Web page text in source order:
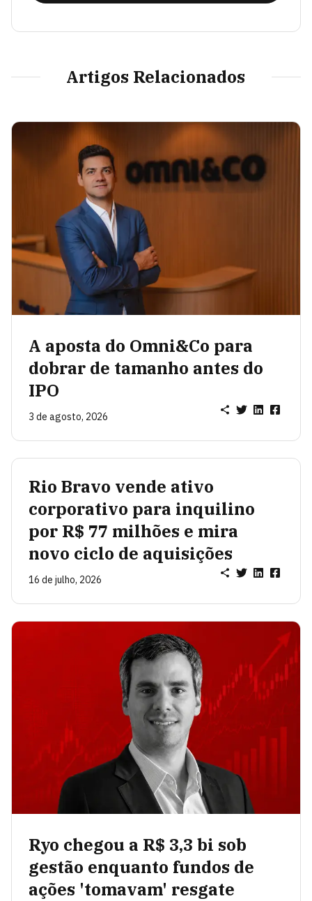
Artigos Relacionados
A aposta do Omni&Co para
dobrar de tamanho antes do
IPO
3 de agosto, 2026
Rio Bravo vende ativo
corporativo para inquilino
por R$ 77 milhões e mira
novo ciclo de aquisições
16 de julho, 2026
Ryo chegou a R$ 3,3 bi sob
gestão enquanto fundos de
ações 'tomavam' resgate